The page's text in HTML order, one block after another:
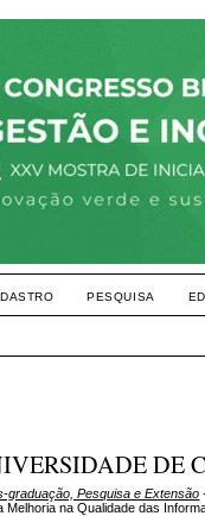
PESQUISA
DE
graduação, Pesquisa e Extensão
Melhoria na Qualidade das